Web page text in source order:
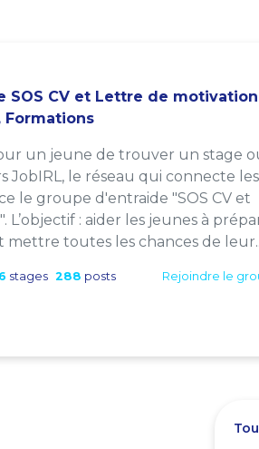
SOS CV et Lettre de
Formations
un jeune de trouver un stage
JobIRL, le réseau qui connecte les
le groupe d'entraide "SOS CV et
L’objectif : aider les jeunes à
mettre toutes les chances de
stages 288 posts Rejoindre le